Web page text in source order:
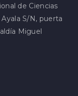
de Ciencias
S/N, puerta
Miguel